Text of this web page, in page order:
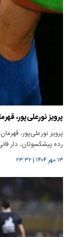
پرویز نورعلی‌پور،
پرویز نورعلی‌پور،
رده پیشکسوتان، دار
۱۳ مهر ۱۴۰۴ |۲۳:۳۲